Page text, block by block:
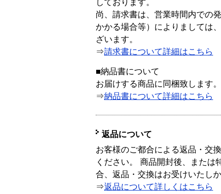
しております。
尚、請求書は、営業時間内での
かかる場合等）によりましては
ざいます。
⇒請求書について詳細はこちら
■納品書について
お届けする商品に同梱致します。
⇒納品書について詳細はこちら
返品について
お客様のご都合による返品・交
ください。 商品開封後、または
合、返品・交換はお受けいたし
⇒返品について詳しくはこちら